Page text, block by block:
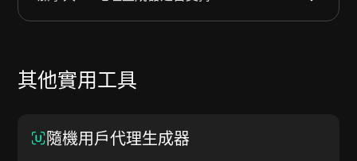
其他實用工具
隨機用戶代理生成器